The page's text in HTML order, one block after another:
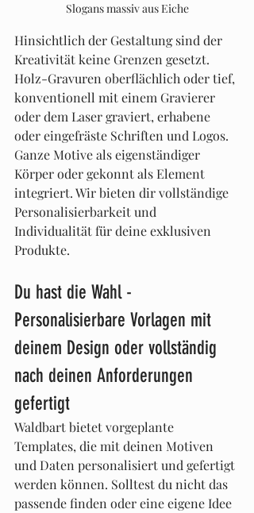
Slogans massiv aus Eiche
Hinsichtlich der Gestaltung sind der
Kreativität keine Grenzen gesetzt.
Holz-Gravuren oberflächlich oder tief,
konventionell mit einem Gravierer
oder dem Laser graviert, erhabene
oder eingefräste Schriften und Logos.
Ganze Motive als eigenständiger
Körper oder gekonnt als Element
integriert. Wir bieten dir vollständige
Personalisierbarkeit und
Individualität für deine exklusiven
Produkte.
Du hast die Wahl -
Personalisierbare Vorlagen mit
deinem Design oder vollständig
nach deinen Anforderungen
gefertigt
Waldbart bietet vorgeplante
Templates, die mit deinen Motiven
und Daten personalisiert und gefertigt
werden können. Solltest du nicht das
passende finden oder eine eigene Idee